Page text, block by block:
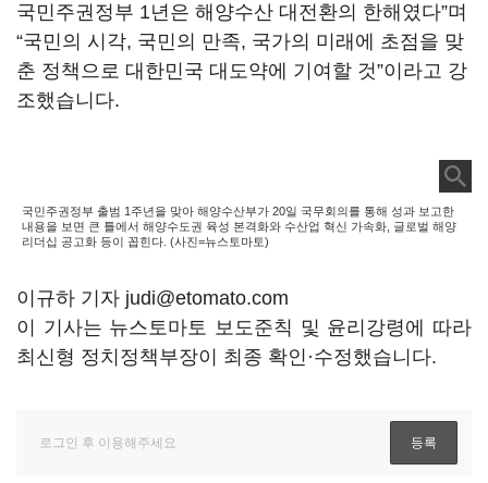
국민주권정부 1년은 해양수산 대전환의 한해였다”며
“국민의 시각, 국민의 만족, 국가의 미래에 초점을 맞
춘 정책으로 대한민국 대도약에 기여할 것”이라고 강
조했습니다.
국민주권정부 출범 1주년을 맞아 해양수산부가 20일 국무회의를 통해 성과 보고한
내용을 보면 큰 틀에서 해양수도권 육성 본격화와 수산업 혁신 가속화, 글로벌 해양
리더십 공고화 등이 꼽힌다. (사진=뉴스토마토)
이규하 기자 judi@etomato.com
이 기사는 뉴스토마토 보도준칙 및 윤리강령에 따라
최신형 정치정책부장이 최종 확인·수정했습니다.